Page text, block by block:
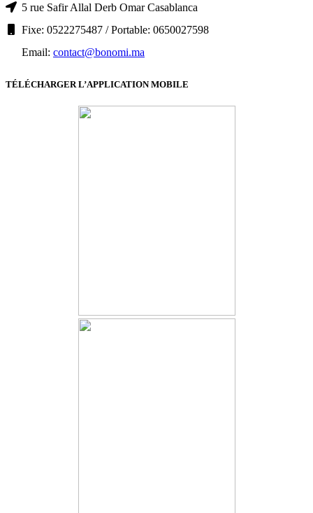
5 rue Safir Allal Derb Omar Casablanca
Fixe: 0522275487 / Portable: 0650027598
Email: contact@bonomi.ma
TÉLÉCHARGER L’APPLICATION MOBILE